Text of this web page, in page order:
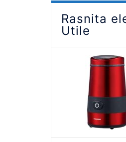
Rasnita
Utile